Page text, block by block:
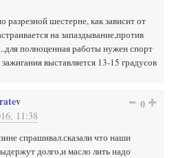
разрезной шестерне, как зависит от
на запаздывание,против
полноценная работы нужен спорт
выставляется 13-15 градусов
11:38
0
спрашивал.сказали что наши
долго,и масло лить надо